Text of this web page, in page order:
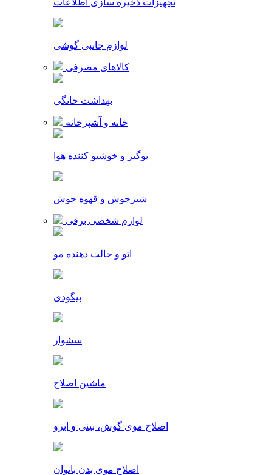
لوازم جانبی گوشی
کالاهای مصرفی
بهداشت خانگی
خانه و آشپزخانه
بوگیر و خوشبو کننده هوا
شیرجوش و قهوه جوش
لوازم شخصی برقی
اتو و حالت دهنده مو
بیگودی
سشوار
ماشین اصلاح
اصلاح موی گوش، بینی و ابرو
اصلاح موی بدن بانوان